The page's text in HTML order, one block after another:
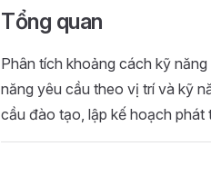
Tổng quan
Phân tích khoảng cách kỹ
năng yêu cầu theo vị trí và kỹ
cầu đào tạo, lập kế hoạch phát